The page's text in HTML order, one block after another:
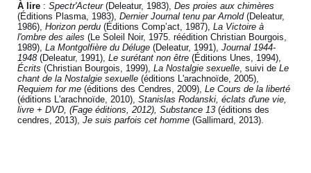
À lire :Spectr'Acteur(Deleatur, 1983),Des proies aux chimères
(Éditions Plasma, 1983),Dernier Journal tenu par Arnold(Deleatur,
1986),Horizon perdu (Éditions Comp’act, 1987),La Victoire à
l'ombre des ailes (Le Soleil Noir, 1975. réédition Christian Bourgois,
1989),La Montgolfière du Déluge (Deleatur, 1991),Journal 1944-
1948 (Deleatur, 1991),Le surétant non être (Éditions Unes, 1994),
Écrits (Christian Bourgois, 1999),La Nostalgie sexuelle, suivi deLe
chant de la Nostalgie sexuelle (éditions L'arachnoïde, 2005),
Requiem for me (éditions des Cendres, 2009),Le Cours de la liberté
(éditions L'arachnoïde, 2010),Stanislas Rodanski, éclats d'une vie,
livre + DVD, (Fage éditions, 2012), Substance 13(éditions des
cendres, 2013),Je suis parfois cet homme (Gallimard, 2013).